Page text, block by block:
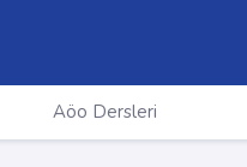
Aöo Dersleri